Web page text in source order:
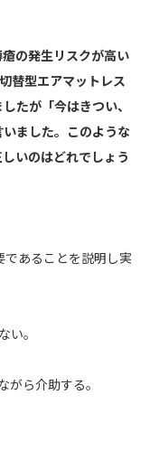
の発生リスクが高い
替型エアマットレス
たが「今はきつい、
ました。このような
いのはどれでしょう
であることを説明し実
い。
がら介助する。